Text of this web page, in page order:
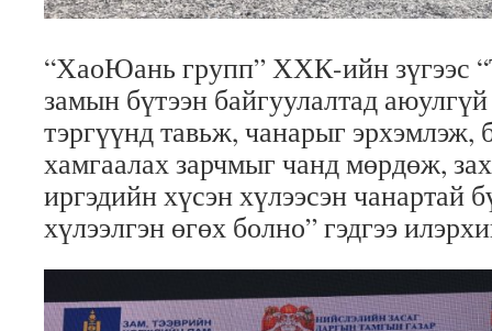
“ХаоЮань групп” ХХК-ийн зүгээс
замын бүтээн байгуулалтад
тэргүүнд тавьж, чанарыг эрхэмлэж,
хамгаалах зарчмыг чанд мөрдөж,
иргэдийн хүсэн хүлээсэн чанартай
хүлээлгэн өгөх болно” гэдгээ